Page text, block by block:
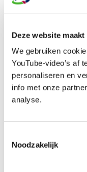
Deze website
We gebruiken
YouTube-video’s af
personaliseren en
info met onze
analyse.
Noodzakelijk
We zorgen dat
Dit moet je